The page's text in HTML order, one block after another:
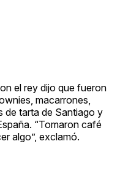
el rey dijo que fueron
macarrones,
de tarta de Santiago y
“Tomaron café
algo”, exclamó.